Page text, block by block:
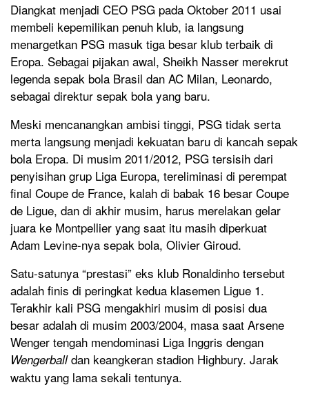
Diangkat menjadi CEO PSG pada Oktober 2011 usai
membeli kepemilikan penuh klub, ia langsung
menargetkan PSG masuk tiga besar klub terbaik di
Eropa. Sebagai pijakan awal, Sheikh Nasser merekrut
legenda sepak bola Brasil dan AC Milan, Leonardo,
sebagai direktur sepak bola yang baru.
Meski mencanangkan ambisi tinggi, PSG tidak serta
merta langsung menjadi kekuatan baru di kancah sepak
bola Eropa. Di musim 2011/2012, PSG tersisih dari
penyisihan grup Liga Europa, tereliminasi di perempat
final Coupe de France, kalah di babak 16 besar Coupe
de Ligue, dan di akhir musim, harus merelakan gelar
juara ke Montpellier yang saat itu masih diperkuat
Adam Levine-nya sepak bola, Olivier Giroud.
Satu-satunya “prestasi” eks klub Ronaldinho tersebut
adalah finis di peringkat kedua klasemen Ligue 1.
Terakhir kali PSG mengakhiri musim di posisi dua
besar adalah di musim 2003/2004, masa saat Arsene
Wenger tengah mendominasi Liga Inggris dengan
Wengerballdan keangkeran stadion Highbury. Jarak
waktu yang lama sekali tentunya.